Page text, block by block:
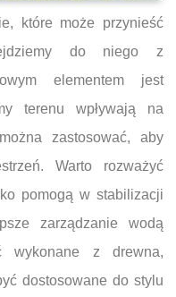
które może przynieść
do niego z
elementem jest
terenu wpływają na
zastosować, aby
Warto rozważyć
pomogą w stabilizacji
zarządzanie wodą
wykonane z drewna,
dostosowane do stylu